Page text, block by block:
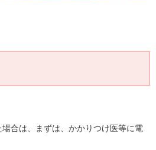
合は、まずは、かかりつけ医等に電